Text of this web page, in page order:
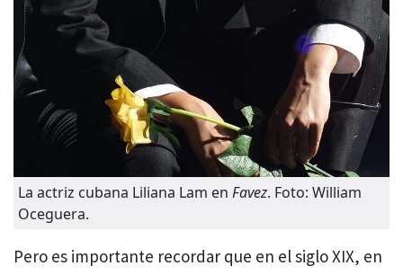
La actriz cubana Liliana Lam en Favez. Foto: William
Oceguera.
Pero es importante recordar que en el siglo XIX, en